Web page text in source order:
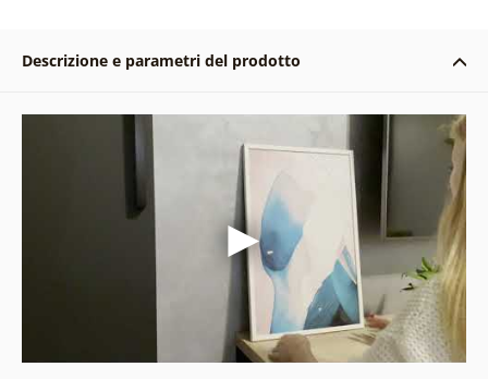
Descrizione e parametri del prodotto